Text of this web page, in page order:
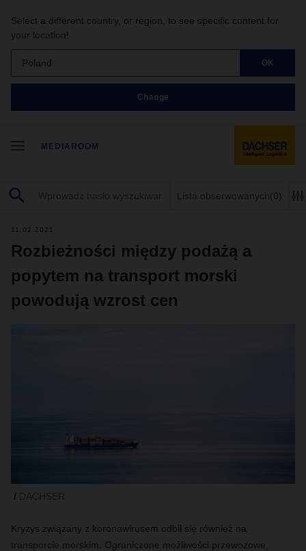
Select a different country, or region, to see specific content for
your location!
Poland OK
Change
MEDIAROOM
Lista obserwowanych (0)
11.02.2021
Rozbieżności między podażą a
popytem na transport morski
powodują wzrost cen
Kryzys związany z koronawirusem odbił się również na
transporcie morskim. Ograniczone możliwości przewozowe,